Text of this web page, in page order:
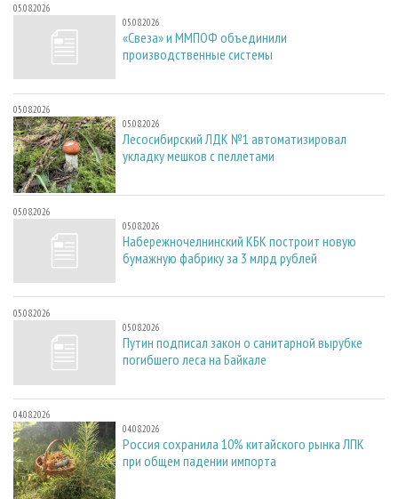
05.08.2026
05.08.2026
«Свеза» и ММПОФ объединили
производственные системы
05.08.2026
05.08.2026
Лесосибирский ЛДК №1 автоматизировал
укладку мешков с пеллетами
05.08.2026
05.08.2026
Набережночелнинский КБК построит новую
бумажную фабрику за 3 млрд рублей
05.08.2026
05.08.2026
Путин подписал закон о санитарной вырубке
погибшего леса на Байкале
04.08.2026
04.08.2026
Россия сохранила 10% китайского рынка ЛПК
при общем падении импорта